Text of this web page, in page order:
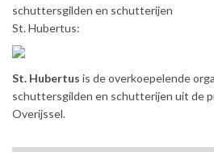
schuttersgilden en schutterijen
St. Hubertus:
St. Hubertus is de overkoepelende
schuttersgilden en schutterijen uit de
Overijssel.